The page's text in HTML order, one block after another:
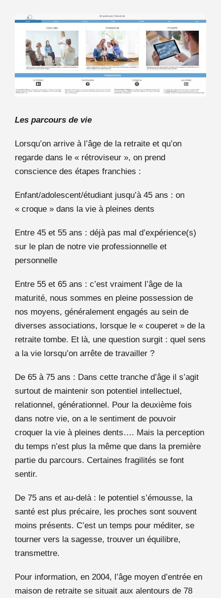
Les parcours de vie
Lorsqu’on arrive à l’âge de la retraite et qu’on
regarde dans le « rétroviseur », on prend
conscience des étapes franchies :
Enfant/adolescent/étudiant jusqu’à 45 ans : on
« croque » dans la vie à pleines dents
Entre 45 et 55 ans : déjà pas mal d’expérience(s)
sur le plan de notre vie professionnelle et
personnelle
Entre 55 et 65 ans : c’est vraiment l’âge de la
maturité, nous sommes en pleine possession de
nos moyens, généralement engagés au sein de
diverses associations, lorsque le « couperet » de la
retraite tombe. Et là, une question surgit : quel sens
a la vie lorsqu’on arrête de travailler ?
De 65 à 75 ans : Dans cette tranche d’âge il s’agit
surtout de maintenir son potentiel intellectuel,
relationnel, générationnel. Pour la deuxième fois
dans notre vie, on a le sentiment de pouvoir
croquer la vie à pleines dents…. Mais la perception
du temps n’est plus la même que dans la première
partie du parcours. Certaines fragilités se font
sentir.
De 75 ans et au-delà : le potentiel s’émousse, la
santé est plus précaire, les proches sont souvent
moins présents. C’est un temps pour méditer, se
tourner vers la sagesse, trouver un équilibre,
transmettre.
Pour information, en 2004, l’âge moyen d’entrée en
maison de retraite se situait aux alentours de 78